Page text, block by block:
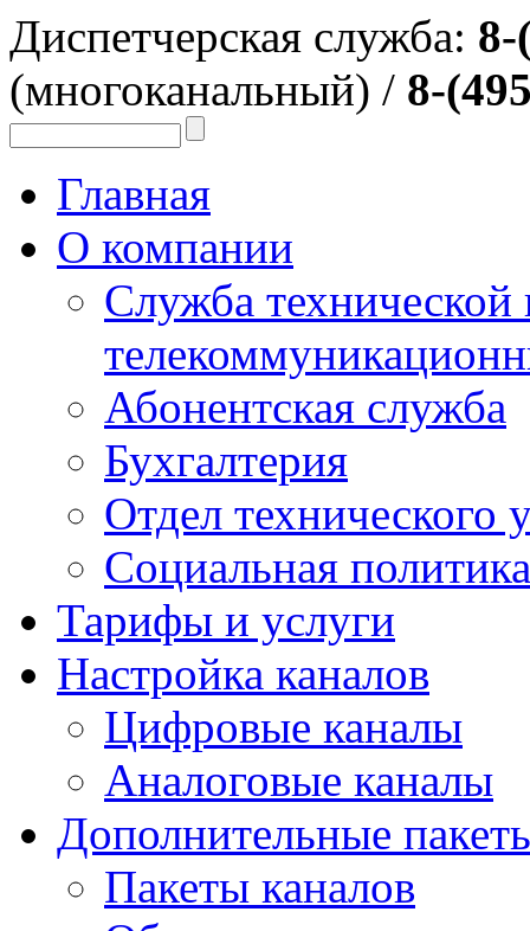
Диспетчерская служба: 8-
(многоканальный) / 8-
Главная
О компании
Служба
Абонентская служба
Бухгалтерия
Отдел технического
Социальная
Тарифы и услуги
Настройка каналов
Цифровые каналы
Аналоговые каналы
Дополнительные
Пакеты каналов